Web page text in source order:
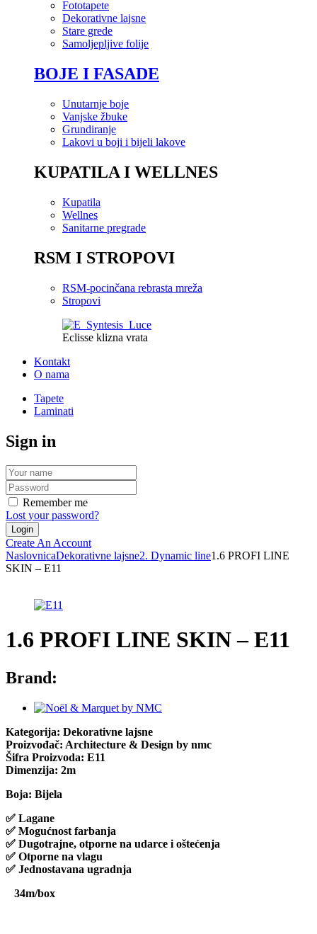
Fototapete
Dekorativne lajsne
Stare grede
Samoljepljive folije
BOJE I FASADE
Unutarnje boje
Vanjske žbuke
Grundiranje
Lakovi u boji i bijeli lakove
KUPATILA I WELLNES
Kupatila
Wellnes
Sanitarne pregrade
RSM I STROPOVI
RSM-pocinčana rebrasta mreža
Stropovi
Eclisse klizna vrata
Kontakt
O nama
Tapete
Laminati
Sign in
Remember me
Lost your password?
Create An Account
NaslovnicaDekorativne lajsne2. Dynamic line1.6 PROFI LINE
SKIN – E11
1.6 PROFI LINE SKIN – E11
Brand:
Kategorija: Dekorativne lajsne
Proizvođač: Architecture & Design by nmc
Šifra Proizvoda: E11
Dimenzija: 2m
Boja: Bijela
✅ Lagane
✅ Mogućnost farbanja
✅ Dugotrajne, otporne na udarce i oštećenja
✅ Otporne na vlagu
✅ Jednostavana ugradnja
34m/box